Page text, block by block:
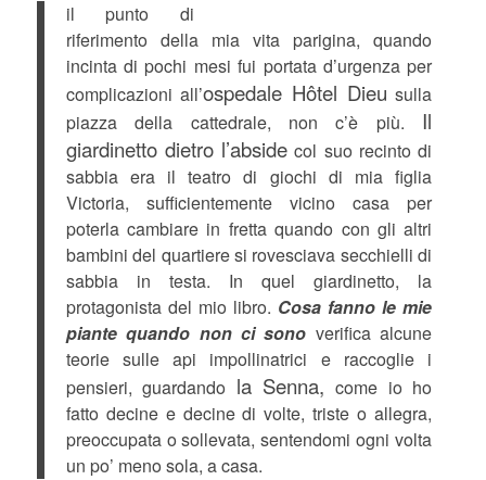
il punto di
riferimento della mia vita parigina, quando
incinta di pochi mesi fui portata d’urgenza per
complicazioni all’ospedale Hôtel Dieu sulla
piazza della cattedrale, non c’è più. Il
giardinetto dietro l’abside col suo recinto di
sabbia era il teatro di giochi di mia figlia
Victoria, sufficientemente vicino casa per
poterla cambiare in fretta quando con gli altri
bambini del quartiere si rovesciava secchielli di
sabbia in testa. In quel giardinetto, la
protagonista del mio libro. Cosa fanno le mie
piante quando non ci sono verifica alcune
teorie sulle api impollinatrici e raccoglie i
pensieri, guardando la Senna, come io ho
fatto decine e decine di volte, triste o allegra,
preoccupata o sollevata, sentendomi ogni volta
un po’ meno sola, a casa.